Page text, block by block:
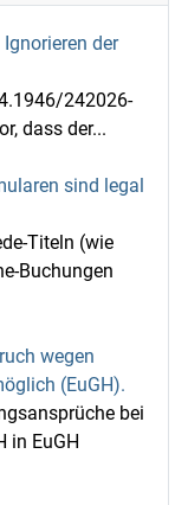
der
242026-
dass der...
sind legal
Titeln (wie
Buchungen
wegen
(EuGH).
bei
in EuGH